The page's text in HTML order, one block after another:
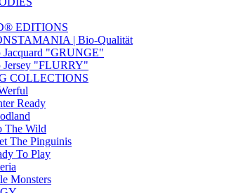
EDITIONS
| Bio-Qualität
Jacquard "GRUNGE"
Jersey "FLURRY"
COLLECTIONS
Ready
The Wild
The Pinguinis
To Play
Monsters